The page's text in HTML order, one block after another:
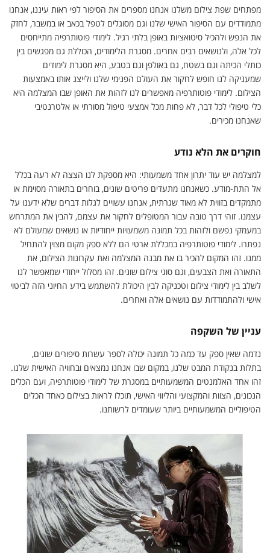
מפתחים שפת צילום משלנו אנחנו מספרים את הסיפור לפי ראות עיננו, אנחנו
מתמודדים עם הסיפור האישי שלנו וגם מסוגלים לטפל בכאב או במשבר, לחזק
את הנפש ולהכיל סיטואציות באופן בלתי רגיל. לימודי פוטותרפיה מתייחסים
לכל אלה, ולנושאים רבים אחרים. מסגרת הלימודים, הכוללת גם מפגשים בין
כותלי הכיתה וגם בשטח, גם באולפן וגם בטבע, היא מסגרת לימודים
שמעניקה לנו חופש לחקור את העולם הפנימי שלנו ולייצג אותו באמצעות
הצילום. לימודי פוטותרפיה מאפשרים לנו לזהות את האופן שבו המצלמה היא
כלי טיפולי לכל דבר, לא פחות מכל אמצעי טיפול מסורתי או אלטרנטיבי
שאנחנו מכירים.
חוקרים את הלא נודע
למצלמה יש עוד יתרון אחד משמעותי: היא מספקת לנו הצצה לא רעה בכלל
אל התת-מודע. כשאנחנו מתעדים פריטים שונים, בוחרים בתאורה מסוימת או
מתמקדים בזווית לא מאוד שגרתית, אנחנו עשויים לגלות דברים שלא ידענו על
עצמנו. זוהי דרך טובה עבור המטופלים לחקור את עצמם, להבין את המתרחש
במעמקי נפשם ולזהות בכל תמונה משמעויות ייחודיות או נושאים שמעולם לא
נפתרו. לימודי פוטותרפיה במכללת ארטי הם ללא ספק מקום מצוין להתחיל
ממנו. זהו המקום להכיר בו את מבנה המצלמה ואת עקרונות הצילום, את
התאורה ואת הצבעים, וגם סוגי צילום שונים. זהו מסלול ייחודי שמאפשר לנו
לשלב בין לימודי צילום וטכניקה לבין היכולת להשתמש בידע החיוני הזה לביטוי
אישי ולהתמודדות עם נושאים אלה ואחרים.
עניין של השקפה
נדמה שאין ספק עד כמה כל תמונה יכולה לספר עשרות סיפורים שונים,
בתלות בנקודת המבט שלנו, במקום שבו אנחנו נמצאים ובחוויה האישית שלנו.
זהו אחד האלמנטים המשמעותיים במסגרת של לימודי פוטותרפיה, ועם הכלים
הנכונים, הצוות והמקצועי והליווי האישי, תוכלו לראות בצילום כאחד הכלים
הטיפוליים המשמעותיים ביותר שעומדים לרשותנו.